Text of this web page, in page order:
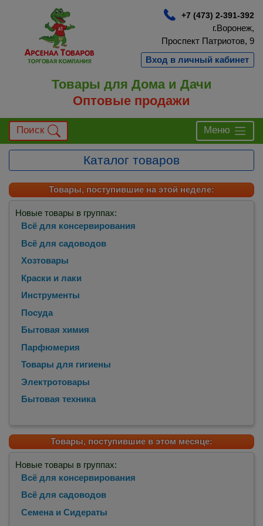
+7 (473) 2-391-392
г.Воронеж,
Проспект Патриотов, 9
Вход в личный кабинет
Товары для Дома и Дачи
Оптовые продажи
Поиск Меню
Каталог товаров
Товары, поступившие на этой неделе:
Новые товары в группах:
Всё для консервирования
Всё для садоводов
Хозтовары
Краски и лаки
Инструменты
Посуда
Бытовая химия
Парфюмерия
Товары для гигиены
Электротовары
Бытовая техника
Товары, поступившие в этом месяце:
Новые товары в группах:
Всё для консервирования
Всё для садоводов
Семена и Сидераты